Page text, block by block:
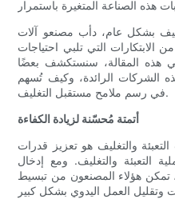
بشكل عام، دأب مصنعو آلات
التي تلبي احتياجات
هذه المقالة، سنستكشف بعضًا
الشركات الرائدة، وكيف تُسهم
في رسم ملامح مستقبل التغليف.
أتمتة مُحسّنة لزيادة الكفاءة
والتغليف هو تعزيز قدرات
التعبئة والتغليف. ومع إدخال
تمكن هؤلاء المصنعون من تبسيط